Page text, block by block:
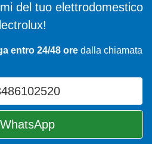
del tuo elettrodomestico
entro 24/48 ore dalla chiamata
WhatsApp